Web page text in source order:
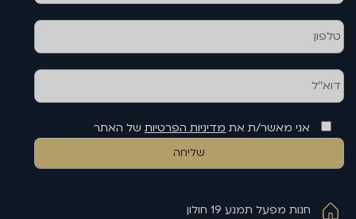
אני מאשר/ת את מדיניות הפרטיות של האתר
חנות מפעל תמנע 19 חולון